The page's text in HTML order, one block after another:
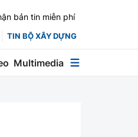
bản tin miễn phí
TIN BỘ XÂY DỰNG
Multimedia